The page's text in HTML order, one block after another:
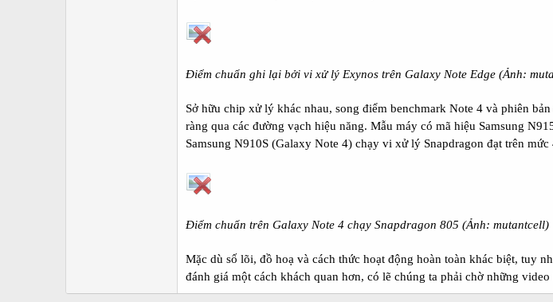
Điểm chuẩn ghi lại bởi vi xử lý Exynos trên Galaxy Note Edge (Ảnh:
Sở hữu chip xử lý khác nhau, song điểm benchmark Note 4 và phiên
ràng qua các đường vạch hiệu năng. Mẫu máy có mã hiệu Samsung
Samsung N910S (Galaxy Note 4) chạy vi xử lý Snapdragon đạt trên mức
Điểm chuẩn trên Galaxy Note 4 chạy Snapdragon 805 (Ảnh: mutantcell)
Mặc dù số lõi, đồ hoạ và cách thức hoạt động hoàn toàn khác biệt, tuy
đánh giá một cách khách quan hơn, có lẽ chúng ta phải chờ những